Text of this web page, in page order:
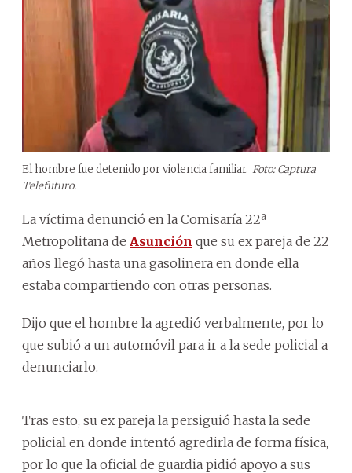
El hombre fue detenido por violencia familiar. Foto: Captura
Telefuturo.
La víctima denunció en la Comisaría 22ª
Metropolitana de Asunción que su ex pareja de 22
años llegó hasta una gasolinera en donde ella
estaba compartiendo con otras personas.
Dijo que el hombre la agredió verbalmente, por lo
que subió a un automóvil para ir a la sede policial a
denunciarlo.
Tras esto, su ex pareja la persiguió hasta la sede
policial en donde intentó agredirla de forma física,
por lo que la oficial de guardia pidió apoyo a sus